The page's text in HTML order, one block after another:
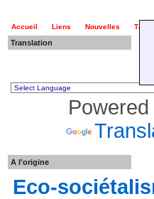
Accueil Liens Nouvelles
Translation
A l'origine
Eco-